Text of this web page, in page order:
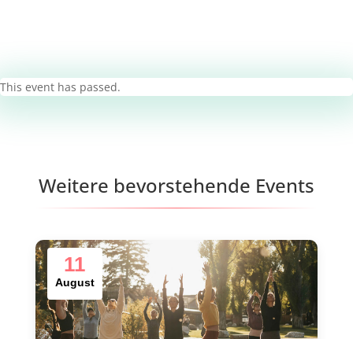
This event has passed.
Weitere bevorstehende Events
11
August